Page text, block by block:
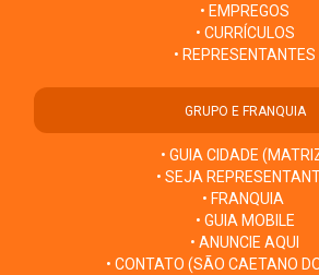
• EMPREGOS
• CURRÍCULOS
• REPRESENTANTES
GRUPO E FRANQUIA
• GUIA CIDADE
• SEJA
• FRANQUIA
• GUIA MOBILE
• ANUNCIE AQUI
• CONTATO (SÃO CAETANO